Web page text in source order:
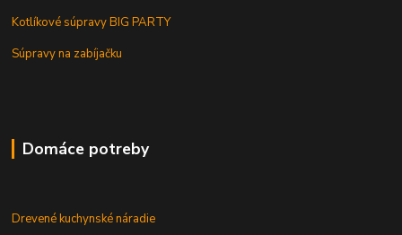
Kotlíkové súpravy BIG PARTY
Súpravy na zabíjačku
Domáce potreby
Drevené kuchynské náradie